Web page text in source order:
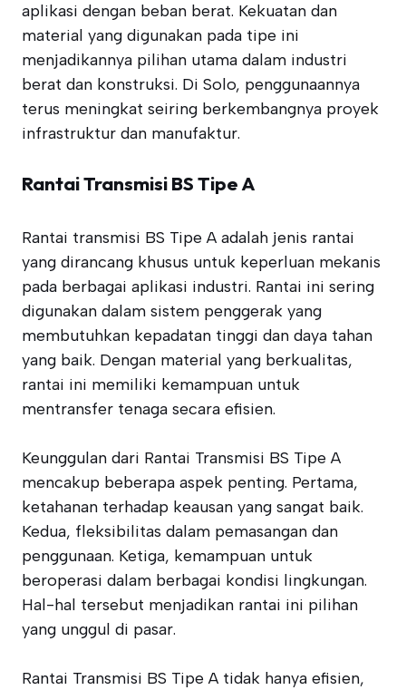
aplikasi dengan beban berat. Kekuatan dan
material yang digunakan pada tipe ini
menjadikannya pilihan utama dalam industri
berat dan konstruksi. Di Solo, penggunaannya
terus meningkat seiring berkembangnya proyek
infrastruktur dan manufaktur.
Rantai Transmisi BS Tipe A
Rantai transmisi BS Tipe A adalah jenis rantai
yang dirancang khusus untuk keperluan mekanis
pada berbagai aplikasi industri. Rantai ini sering
digunakan dalam sistem penggerak yang
membutuhkan kepadatan tinggi dan daya tahan
yang baik. Dengan material yang berkualitas,
rantai ini memiliki kemampuan untuk
mentransfer tenaga secara efisien.
Keunggulan dari Rantai Transmisi BS Tipe A
mencakup beberapa aspek penting. Pertama,
ketahanan terhadap keausan yang sangat baik.
Kedua, fleksibilitas dalam pemasangan dan
penggunaan. Ketiga, kemampuan untuk
beroperasi dalam berbagai kondisi lingkungan.
Hal-hal tersebut menjadikan rantai ini pilihan
yang unggul di pasar.
Rantai Transmisi BS Tipe A tidak hanya efisien,